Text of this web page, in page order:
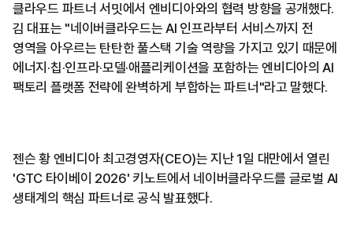
클라우드 파트너 서밋에서 엔비디아와의 협력 방향을 공개했다.
김 대표는 "네이버클라우드는 AI 인프라부터 서비스까지 전
영역을 아우르는 탄탄한 풀스택 기술 역량을 가지고 있기 때문에
에너지·칩·인프라·모델·애플리케이션을 포함하는 엔비디아의 AI
팩토리 플랫폼 전략에 완벽하게 부합하는 파트너"라고 말했다.
젠슨 황 엔비디아 최고경영자(CEO)는 지난 1일 대만에서 열린
'GTC 타이베이 2026' 키노트에서 네이버클라우드를 글로벌 AI
생태계의 핵심 파트너로 공식 발표했다.